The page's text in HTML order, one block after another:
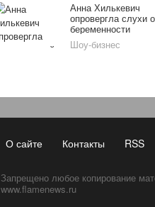
Анна Хилькевич
опровергла слухи
беременности
Шоу-бизнес
О сайте Контакты RSS
Запрещено любое копирование
www.flamenews.ru